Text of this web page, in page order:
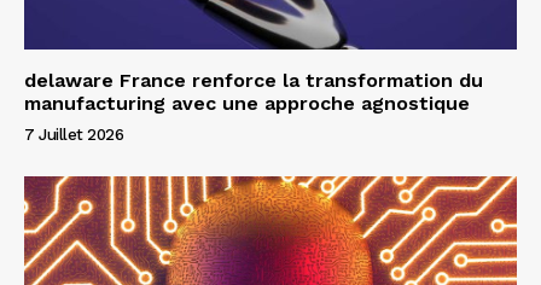
delaware France renforce la transformation du
manufacturing avec une approche agnostique
7 Juillet 2026